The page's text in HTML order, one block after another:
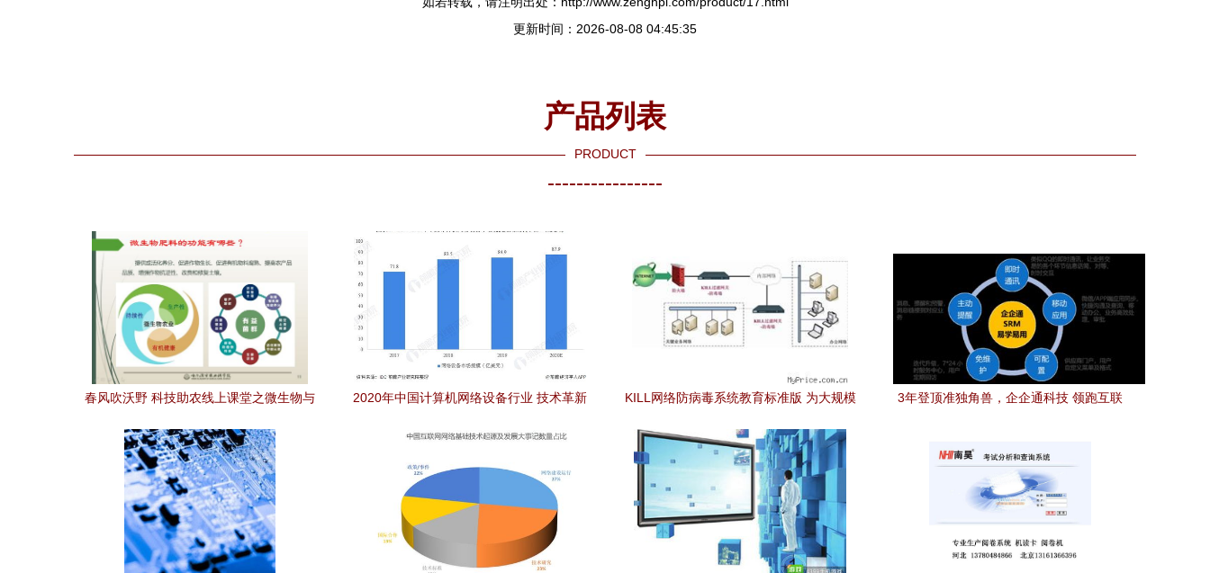
更新时间：2026-08-08 04:45:35
产品列表
PRODUCT
----------------
春风吹沃野 科技助农线上课堂之微生物与
2020年中国计算机网络设备行业 技术革新
KILL网络防病毒系统教育标准版 为大规模
3年登顶准独角兽，企企通科技 领跑互联